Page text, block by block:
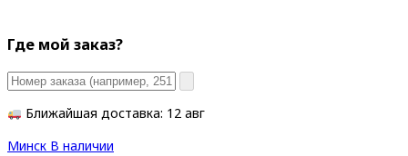
Где мой заказ?
Ближайшая доставка: 12 авг
Минск В наличии